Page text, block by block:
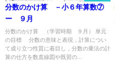
分数のかけ算 －小６年算数⑦
ー ９月
分数のかけ算 （学習時期 ９月） 単元
の目標 分数の意味と表現，計算につい
て成り立つ性質に着目し，分数の乗法の計
算の仕方を数直線図や既習の...